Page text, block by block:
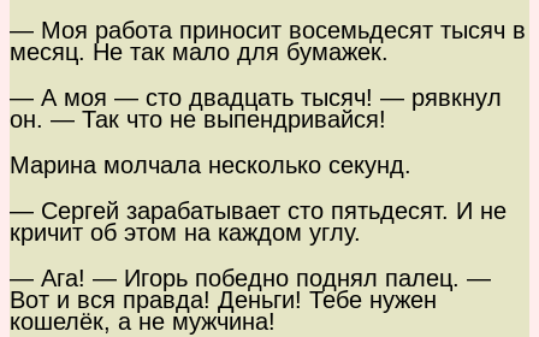
— Моя работа приносит восемьдесят тысяч в
месяц. Не так мало для бумажек.
— А моя — сто двадцать тысяч! — рявкнул
он. — Так что не выпендривайся!
Марина молчала несколько секунд.
— Сергей зарабатывает сто пятьдесят. И не
кричит об этом на каждом углу.
— Ага! — Игорь победно поднял палец. —
Вот и вся правда! Деньги! Тебе нужен
кошелёк, а не мужчина!